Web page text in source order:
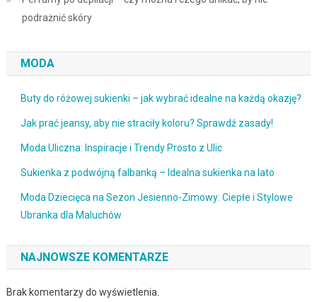
podrażnić skóry
MODA
Buty do różowej sukienki – jak wybrać idealne na każdą okazję?
Jak prać jeansy, aby nie straciły koloru? Sprawdź zasady!
Moda Uliczna: Inspiracje i Trendy Prosto z Ulic
Sukienka z podwójną falbanką – Idealna sukienka na lato
Moda Dziecięca na Sezon Jesienno-Zimowy: Ciepłe i Stylowe
Ubranka dla Maluchów
NAJNOWSZE KOMENTARZE
Brak komentarzy do wyświetlenia.